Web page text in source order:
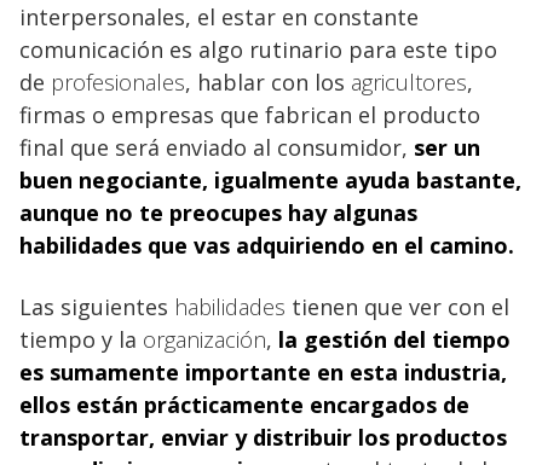
interpersonales, el estar en constante
comunicación es algo rutinario para este tipo
de profesionales, hablar con los agricultores,
firmas o empresas que fabrican el producto
final que será enviado al consumidor, ser un
buen negociante, igualmente ayuda bastante,
aunque no te preocupes hay algunas
habilidades que vas adquiriendo en el camino.
Las siguientes habilidades tienen que ver con el
tiempo y la organización, la gestión del tiempo
es sumamente importante en esta industria,
ellos están prácticamente encargados de
transportar, enviar y distribuir los productos